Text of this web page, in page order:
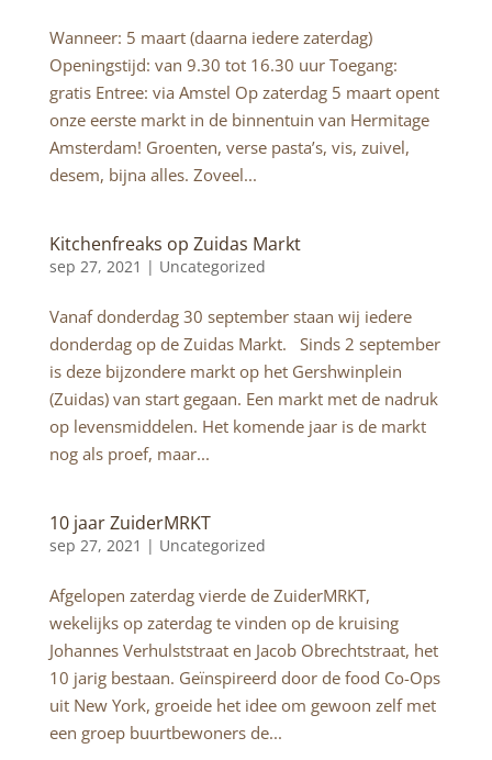
Wanneer: 5 maart (daarna iedere zaterdag)
Openingstijd: van 9.30 tot 16.30 uur Toegang:
gratis Entree: via Amstel Op zaterdag 5 maart opent
onze eerste markt in de binnentuin van Hermitage
Amsterdam! Groenten, verse pasta’s, vis, zuivel,
desem, bijna alles. Zoveel...
Kitchenfreaks op Zuidas Markt
sep 27, 2021 | Uncategorized
Vanaf donderdag 30 september staan wij iedere
donderdag op de Zuidas Markt. Sinds 2 september
is deze bijzondere markt op het Gershwinplein
(Zuidas) van start gegaan. Een markt met de nadruk
op levensmiddelen. Het komende jaar is de markt
nog als proef, maar...
10 jaar ZuiderMRKT
sep 27, 2021 | Uncategorized
Afgelopen zaterdag vierde de ZuiderMRKT,
wekelijks op zaterdag te vinden op de kruising
Johannes Verhulststraat en Jacob Obrechtstraat, het
10 jarig bestaan. Geïnspireerd door de food Co-Ops
uit New York, groeide het idee om gewoon zelf met
een groep buurtbewoners de...